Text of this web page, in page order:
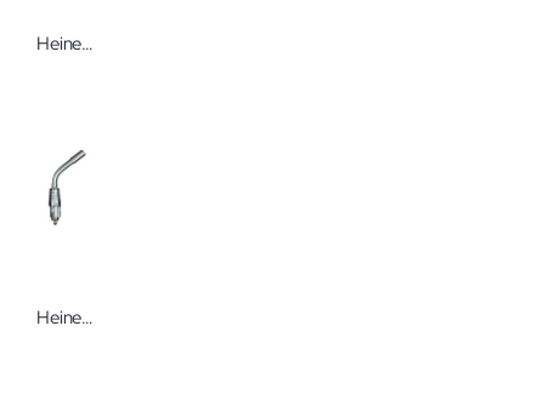
Heine Filter für SIGMA 250
Heine Finoff-Durchleuchter